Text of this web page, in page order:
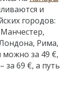
и
городов:
Рима,
за 49 €,
69 €, а путь